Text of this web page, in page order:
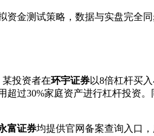
资金测试策略，数据与实盘完全
投资者在环宇证券以8倍杠杆买
过30%家庭资产进行杠杆投资
富证券均提供官网备案查询入口